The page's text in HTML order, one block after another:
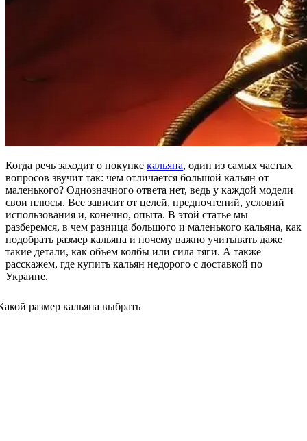
Когда речь заходит о покупке кальяна, один из самых частых
вопросов звучит так: чем отличается большой кальян от
маленького? Однозначного ответа нет, ведь у каждой модели
свои плюсы. Все зависит от целей, предпочтений, условий
использования и, конечно, опыта. В этой статье мы
разберемся, в чем разница большого и маленького кальяна, как
подобрать размер кальяна и почему важно учитывать даже
такие детали, как объем колбы или сила тяги. А также
расскажем, где купить кальян недорого с доставкой по
Украине.